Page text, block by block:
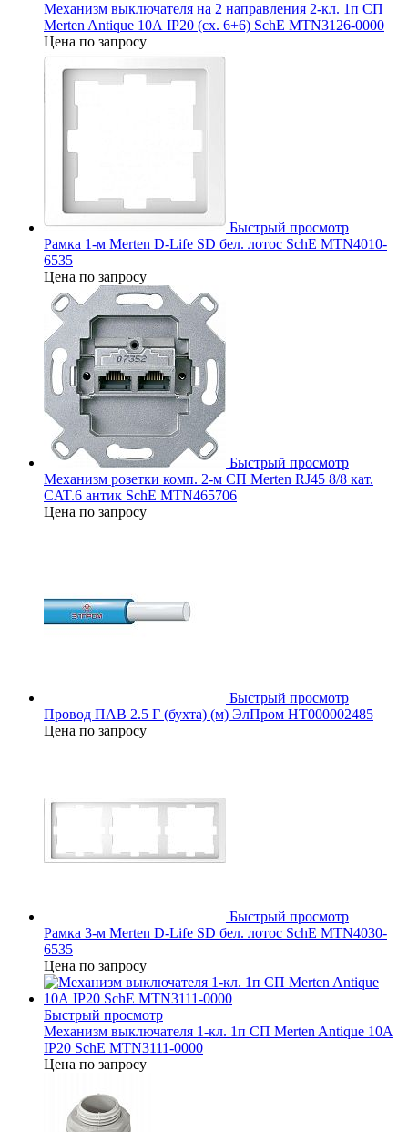
Механизм выключателя на 2 направления 2-кл. 1п СП
Merten Antique 10А IP20 (сх. 6+6) SchE MTN3126-0000
Цена по запросу
Быстрый просмотр
Рамка 1-м Merten D-Life SD бел. лотос SchE MTN4010-
6535
Цена по запросу
Быстрый просмотр
Механизм розетки комп. 2-м СП Merten RJ45 8/8 кат.
CAT.6 антик SchE MTN465706
Цена по запросу
Быстрый просмотр
Провод ПАВ 2.5 Г (бухта) (м) ЭлПром НТ000002485
Цена по запросу
Быстрый просмотр
Рамка 3-м Merten D-Life SD бел. лотос SchE MTN4030-
6535
Цена по запросу
Быстрый просмотр
Механизм выключателя 1-кл. 1п СП Merten Antique 10А
IP20 SchE MTN3111-0000
Цена по запросу